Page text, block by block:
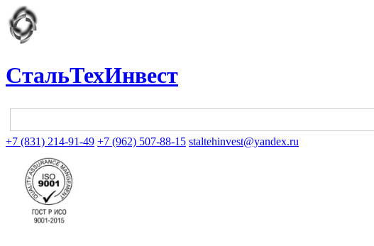
СтальТехИнвест
+7 (831) 214-91-49 +7 (962) 507-88-15 staltehinvest@yandex.ru